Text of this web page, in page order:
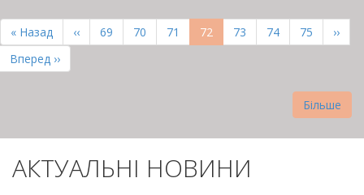
НА
СТОРІНКИ
Перша
сторінка
« Назад
Попередня
сторінка
‹‹ Page
69 Page
70 Page
71
Поточна
сторінка
72 Page
73 Page
74 Page
75
››
Остання
сторінка
Вперед ››
Більше
АКТУАЛЬНІ НОВИНИ